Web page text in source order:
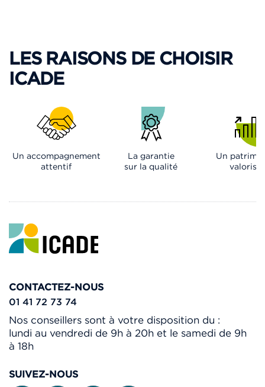
LES RAISONS DE CHOISIR
ICADE
Un accompagnement
attentif
La garantie
sur la qualité
Un
valorisé
CONTACTEZ-NOUS
01 41 72 73 74
Nos conseillers sont à votre disposition du :
lundi au vendredi de 9h à 20h et le samedi de 9h
à 18h
SUIVEZ-NOUS